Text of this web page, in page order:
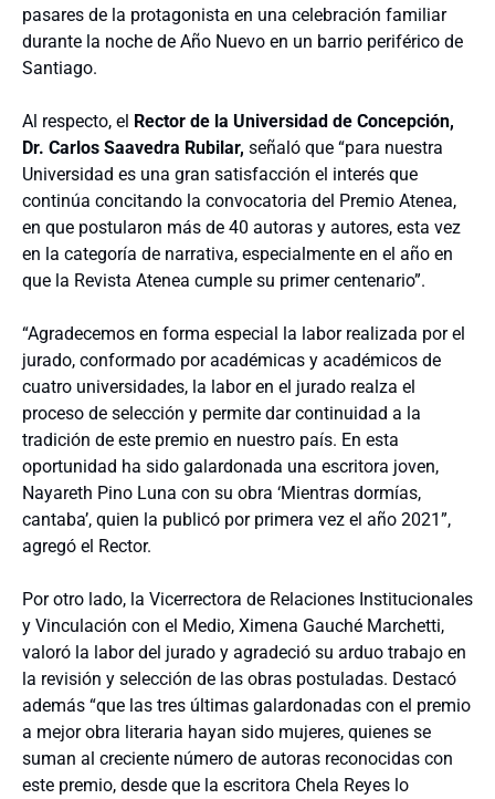
pasares de la protagonista en una celebración familiar
durante la noche de Año Nuevo en un barrio periférico de
Santiago.
Al respecto, el Rector de la Universidad de Concepción,
Dr. Carlos Saavedra Rubilar, señaló que “para nuestra
Universidad es una gran satisfacción el interés que
continúa concitando la convocatoria del Premio Atenea,
en que postularon más de 40 autoras y autores, esta vez
en la categoría de narrativa, especialmente en el año en
que la Revista Atenea cumple su primer centenario”.
“Agradecemos en forma especial la labor realizada por el
jurado, conformado por académicas y académicos de
cuatro universidades, la labor en el jurado realza el
proceso de selección y permite dar continuidad a la
tradición de este premio en nuestro país. En esta
oportunidad ha sido galardonada una escritora joven,
Nayareth Pino Luna con su obra ‘Mientras dormías,
cantaba’, quien la publicó por primera vez el año 2021”,
agregó el Rector.
Por otro lado, la Vicerrectora de Relaciones Institucionales
y Vinculación con el Medio, Ximena Gauché Marchetti,
valoró la labor del jurado y agradeció su arduo trabajo en
la revisión y selección de las obras postuladas. Destacó
además “que las tres últimas galardonadas con el premio
a mejor obra literaria hayan sido mujeres, quienes se
suman al creciente número de autoras reconocidas con
este premio, desde que la escritora Chela Reyes lo